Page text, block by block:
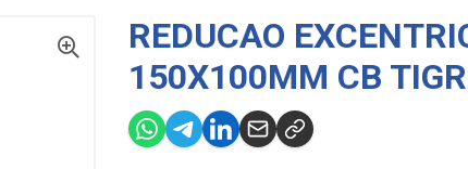
REDUCAO
150X100MM CB